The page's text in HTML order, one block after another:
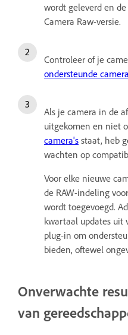
wordt geleverd en
Camera Raw-versie.
Controleer of je
ondersteunde
Als je camera in de
uitgekomen en niet
camera's staat, heb
wachten op
Voor elke nieuwe
de RAW-indeling
wordt toegevoegd.
kwartaal updates uit
plug-in om
bieden, oftewel
Onverwachte
van